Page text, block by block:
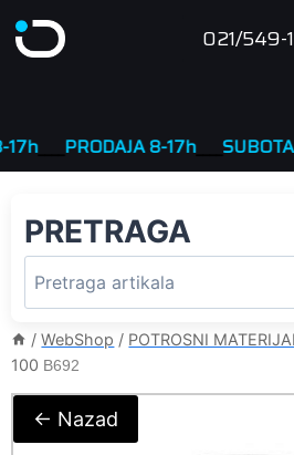
to
021/549-
PRODAJA 8-17h____SUBOTA
PRETRAGA
/ WebShop / POTROSNI MATERIJAL
100 B692
← Nazad